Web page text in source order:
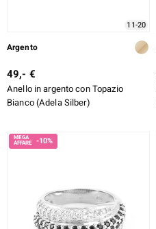
11-20
Argento
49,- €
Anello in argento con Topazio
Bianco (Adela Silber)
-10%